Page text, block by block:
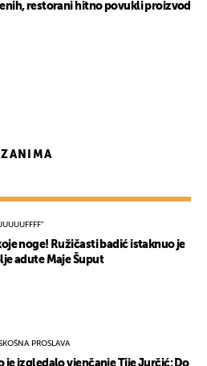
restorani hitno povukli proizvod
ZANIMA
noge! Ružičasti badić istaknuo je
adute Maje Šuput
PROSLAVA
je izgledalo vjenčanje Tije Jurčić: Do